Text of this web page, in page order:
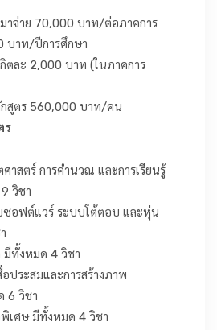
มาจ่าย 70,000 บาท/ต่อภาคการ
บาท/ปีการศึกษา
ตละ 2,000 บาท (ในภาคการ
กสูตร 560,000 บาท/คน
ร
าสตร์ การคำนวณ และการเรียนรู้
วิชา
ซอฟต์แวร์ ระบบโต้ตอบ และหุ่น
มีทั้งหมด 4 วิชา
ประสมและการสร้างภาพ
6 วิชา
เศษ มีทั้งหมด 4 วิชา